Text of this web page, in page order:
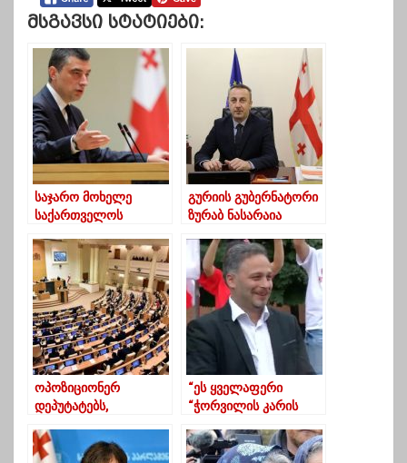
Მსგავსი Სტატიები:
საჯარო მოხელე
საქართველოს
4 წლის ყურადღების
ცენტრში იქნება –
პრემიერი
გურიის გუბერნატორი
ზურაბ ნასარაია
შობა-ახალ წელს
ულოცავს
ოპოზიციონერ
დეპუტატებს,
პარლამენტში არ
“ეს ყველაფერი
“ჭორვილის კარის